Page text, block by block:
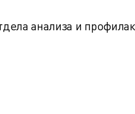
анализа и